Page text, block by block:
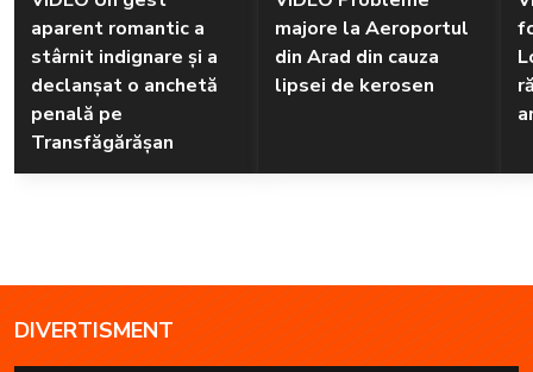
aparent romantic a
stârnit indignare și a
declanșat o anchetă
penală pe
Transfăgărășan
majore la Aeroportul
din Arad din cauza
lipsei de kerosen
DIVERTISMENT